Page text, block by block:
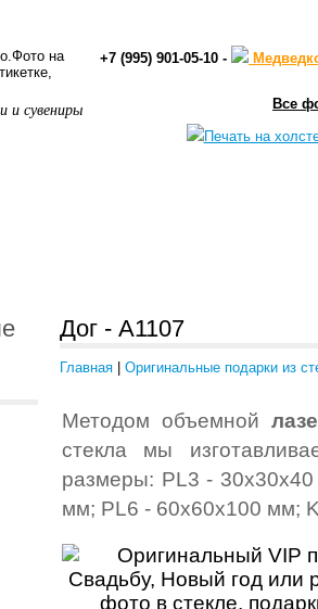
и сувениры
+7 (995) 901-05-10 -
Все
Дог - A1107
Главная Оригинальные подарки из
Методом объемной
стекла мы
размеры: PL3 -
мм; PL6 - 60x60x100 мм;